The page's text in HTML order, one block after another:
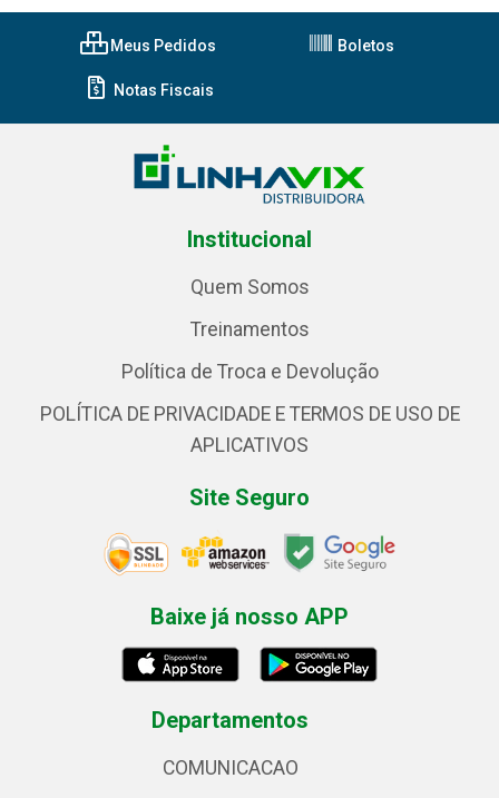
Meus Pedidos Boletos
Notas Fiscais
Institucional
Quem Somos
Treinamentos
Política de Troca e Devolução
POLÍTICA DE PRIVACIDADE E TERMOS DE USO DE
APLICATIVOS
Site Seguro
Baixe já nosso APP
Departamentos
COMUNICACAO